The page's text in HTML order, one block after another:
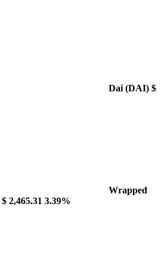
Dai (DAI) $
Wrapped
$ 2,465.31 3.39%